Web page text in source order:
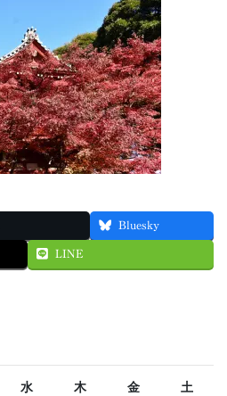
Bluesky
LINE
水 木 金 土